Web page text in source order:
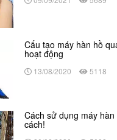
Cấu tạo máy hàn hồ
hoạt động
13/08/2020 5118
Cách sử dụng máy
cách!